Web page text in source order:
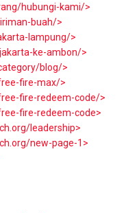
hubungi-kami/>
buah/>
lampung/>
ke-ambon/>
blog/>
fire-max/>
fire-redeem-code/>
fire-redeem-code>
leadership>
new-page-1>